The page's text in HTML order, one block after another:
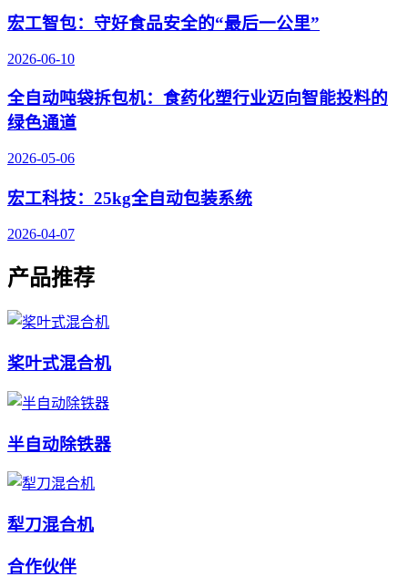
宏工智包：守好食品安全的“最后一公里”
2026-06-10
全自动吨袋拆包机：食药化塑行业迈向智能投料的
绿色通道
2026-05-06
宏工科技：25kg全自动包装系统
2026-04-07
产品推荐
桨叶式混合机
半自动除铁器
犁刀混合机
合作伙伴